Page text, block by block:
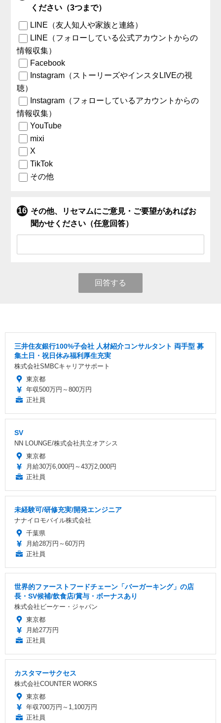
ください（3つまで）
LINE（友人知人や家族と連絡）
LINE（フォローしている公式アカウントからの
情報収集）
Facebook
Instagram（ストーリーズやインスタLIVEの視
聴）
Instagram（フォローしているアカウントからの
情報収集）
YouTube
mixi
X
TikTok
その他
その他、リセマムにご意見・ご要望があればお
聞かせください（任意回答）
回答する
三井住友銀行100%子会社 人材紹介コンサルタント 両手型 募
集土日・祝日休み福利厚生充実
株式会社SMBCキャリアサポート
東京都
年収500万円～800万円
正社員
SV
NN LOUNGE/株式会社共立オアシス
東京都
月給30万6,000円～43万2,000円
正社員
未経験可/研修充実/開発エンジニア
ナナイロモバイル株式会社
千葉県
月給28万円～60万円
正社員
世界的ファーストフードチェーン「バーガーキング」の店
長・SV候補/飲食店/賞与・ボーナスあり
株式会社ビーケー・ジャパン
東京都
月給27万円
正社員
カスタマーサクセス
株式会社COUNTER WORKS
東京都
年収700万円～1,100万円
正社員